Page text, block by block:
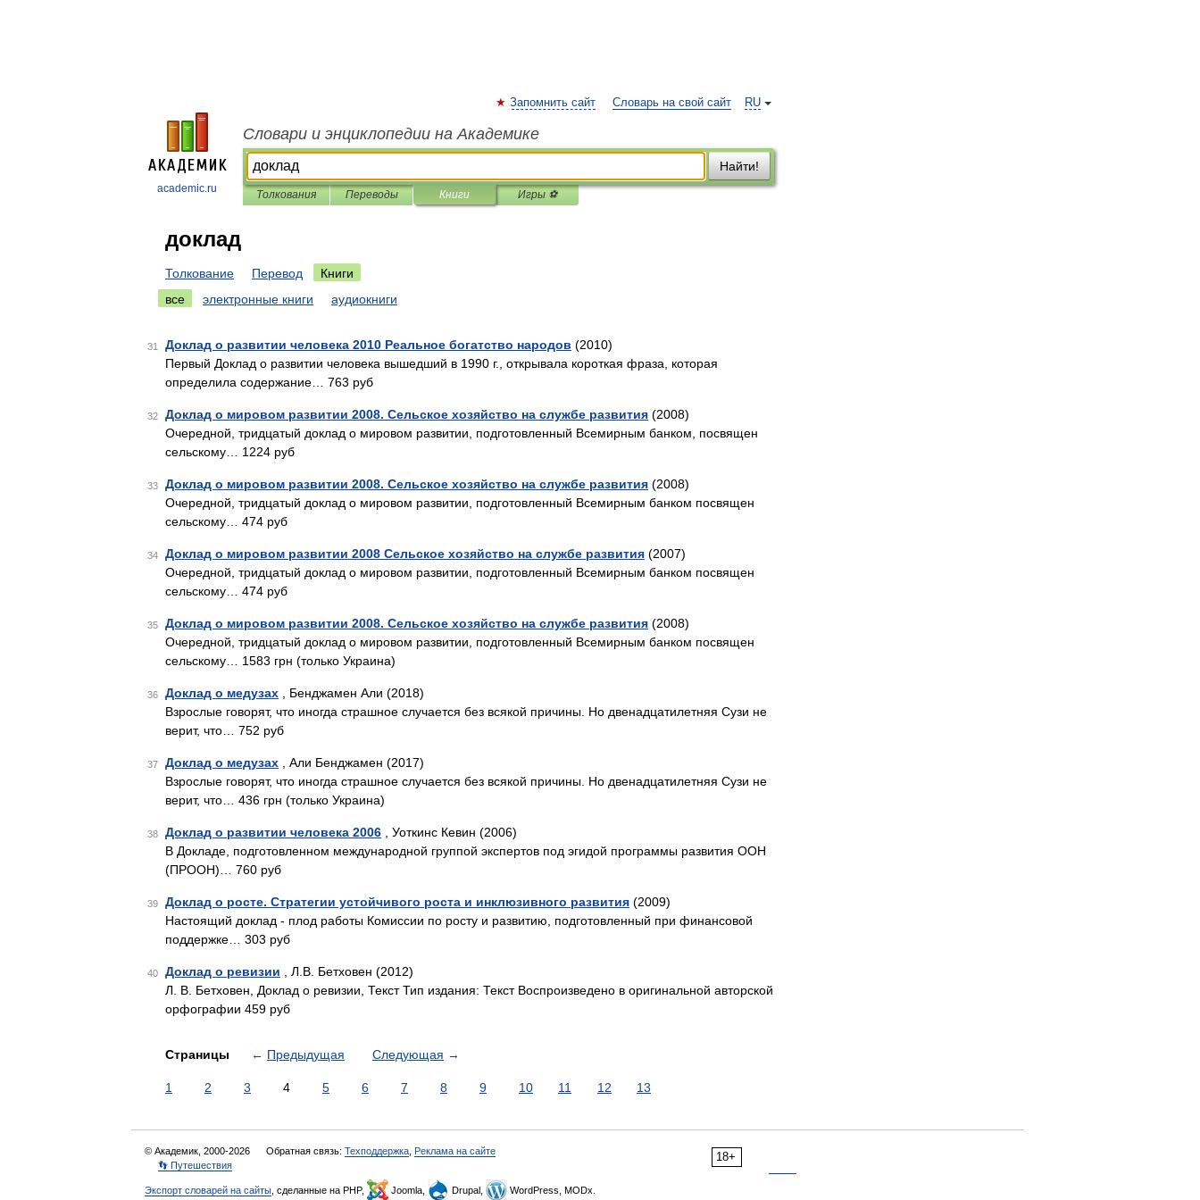
academic.ru
RU
Запомнить сайт Словарь на свой сайт
Словари и энциклопедии на Академике
Найти!
Толкования Переводы Книги Игры ⚽
доклад
Толкование Перевод
Книги
все
электронные книги аудиокниги
31 Доклад о развитии человека 2010 Реальное богатство народов (2010)
Первый Доклад о развитии человека вышедший в 1990 г., открывала короткая фраза, которая
определила содержание… 763 руб
32 Доклад о мировом развитии 2008. Сельское хозяйство на службе развития (2008)
Очередной, тридцатый доклад о мировом развитии, подготовленный Всемирным банком, посвящен
сельскому… 1224 руб
33 Доклад о мировом развитии 2008. Сельское хозяйство на службе развития (2008)
Очередной, тридцатый доклад о мировом развитии, подготовленный Всемирным банком посвящен
сельскому… 474 руб
34 Доклад о мировом развитии 2008 Сельское хозяйство на службе развития (2007)
Очередной, тридцатый доклад о мировом развитии, подготовленный Всемирным банком посвящен
сельскому… 474 руб
35 Доклад о мировом развитии 2008. Сельское хозяйство на службе развития (2008)
Очередной, тридцатый доклад о мировом развитии, подготовленный Всемирным банком посвящен
сельскому… 1583 грн (только Украина)
36 Доклад о медузах , Бенджамен Али (2018)
Взрослые говорят, что иногда страшное случается без всякой причины. Но двенадцатилетняя Сузи не
верит, что… 752 руб
37 Доклад о медузах , Али Бенджамен (2017)
Взрослые говорят, что иногда страшное случается без всякой причины. Но двенадцатилетняя Сузи не
верит, что… 436 грн (только Украина)
38 Доклад о развитии человека 2006 , Уоткинс Кевин (2006)
В Докладе, подготовленном международной группой экспертов под эгидой программы развития ООН
(ПРООН)… 760 руб
39 Доклад о росте. Стратегии устойчивого роста и инклюзивного развития (2009)
Настоящий доклад - плод работы Комиссии по росту и развитию, подготовленный при финансовой
поддержке… 303 руб
40 Доклад о ревизии , Л.В. Бетховен (2012)
Л. В. Бетховен, Доклад о ревизии, Текст Тип издания: Текст Воспроизведено в оригинальной авторской
орфографии 459 руб
Страницы ← Предыдущая Следующая →
1 2 3 4 5 6 7 8 9 10 11 12 13
18+
© Академик, 2000-2026 Обратная связь: Техподдержка Реклама на сайте
👣 Путешествия
Экспорт словарей на сайты , сделанные на PHP, Joomla, Drupal, WordPress, MODx.